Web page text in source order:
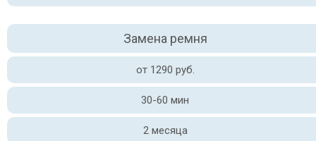
Замена ремня
от 1290 руб.
30-60 мин
2 месяца